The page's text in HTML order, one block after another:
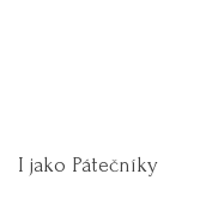
I jako Pátečníky